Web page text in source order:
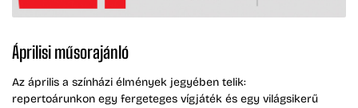
Áprilisi műsorajánló
Az április a színházi élmények jegyében telik:
repertoárunkon egy fergeteges vígjáték és egy világsikerű